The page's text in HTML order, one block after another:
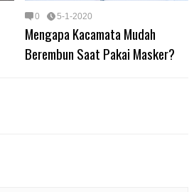
0 5-1-2020
Mengapa Kacamata Mudah
Berembun Saat Pakai Masker?